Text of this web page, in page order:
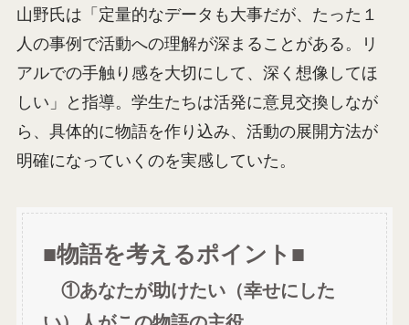
山野氏は「定量的なデータも大事だが、たった１
人の事例で活動への理解が深まることがある。リ
アルでの手触り感を大切にして、深く想像してほ
しい」と指導。学生たちは活発に意見交換しなが
ら、具体的に物語を作り込み、活動の展開方法が
明確になっていくのを実感していた。
■物語を考えるポイント■
①あなたが助けたい（幸せにした